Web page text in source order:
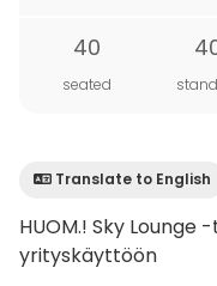
40
seated
Translate to English
HUOM.! Sky
yrityskäyttöön